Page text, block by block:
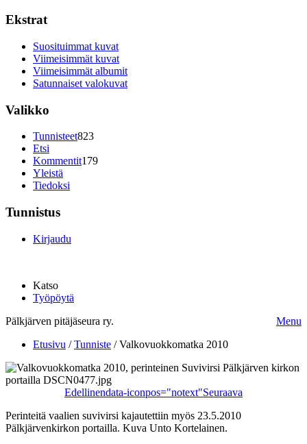
Ekstrat
Suosituimmat kuvat
Viimeisimmät kuvat
Viimeisimmät albumit
Satunnaiset valokuvat
Valikko
Tunnisteet823
Etsi
Kommentit179
Yleistä
Tiedoksi
Tunnistus
Kirjaudu
Katso
Työpöytä
Pälkjärven pitäjäseura ry.
Menu
Etusivu /Tunniste /Valkovuokkomatka 2010
Edellinendata-iconpos="notext"Seuraava
Perinteitä vaalien suvivirsi kajautettiin myös 23.5.2010
Pälkjärvenkirkon portailla. Kuva Unto Kortelainen.